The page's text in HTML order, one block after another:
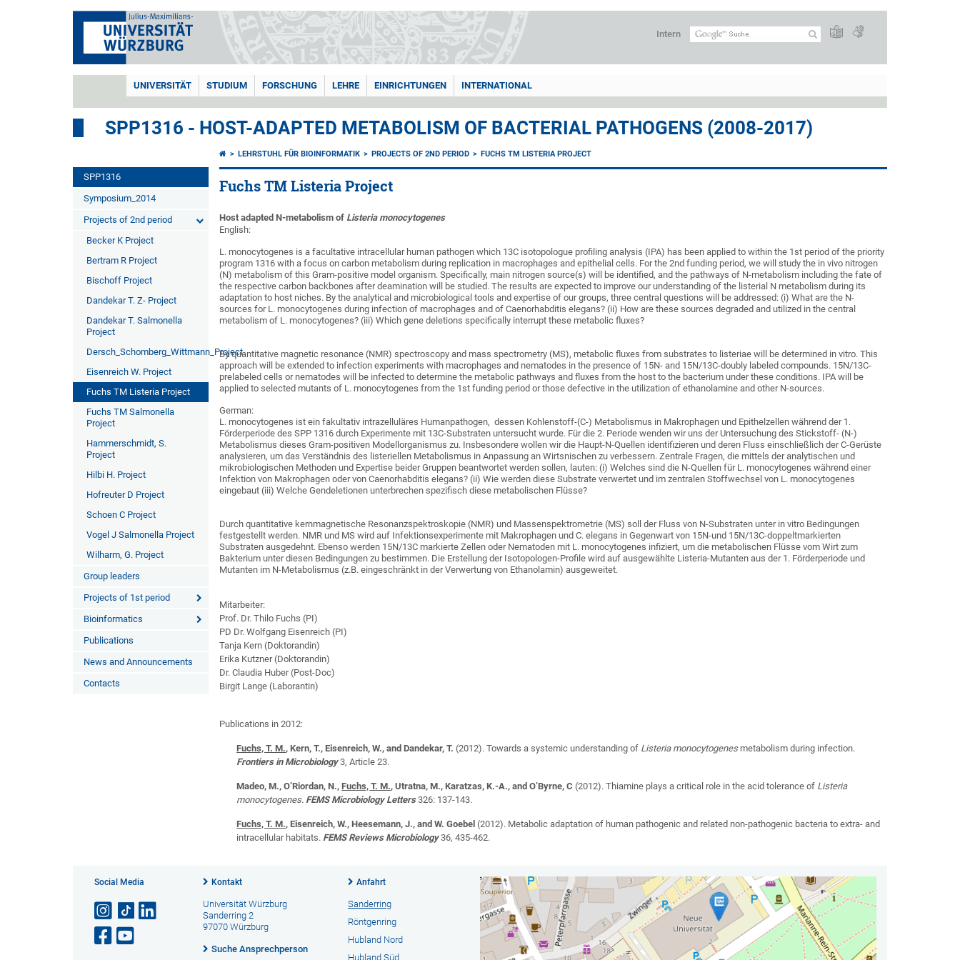
Intern
UNIVERSITÄT STUDIUM FORSCHUNG LEHRE EINRICHTUNGEN INTERNATIONAL
SPP1316 - HOST-ADAPTED METABOLISM OF BACTERIAL PATHOGENS (2008-2017)
SPP1316
Symposium_2014
Projects of 2nd period
Becker K Project
Bertram R Project
Bischoff Project
Dandekar T. Z- Project
Dandekar T. Salmonella
Project
Dersch_Schomberg_Wittmann_Project
Eisenreich W. Project
Fuchs TM Listeria Project
Fuchs TM Salmonella
Project
Hammerschmidt, S.
Project
Hilbi H. Project
Hofreuter D Project
Schoen C Project
Vogel J Salmonella Project
Wilharm, G. Project
Group leaders
Projects of 1st period
Bioinformatics
Publications
News and Announcements
Contacts
LEHRSTUHL FÜR BIOINFORMATIK PROJECTS OF 2ND PERIOD FUCHS TM LISTERIA PROJECT
Fuchs TM Listeria Project
Host adapted N-metabolism of Listeria monocytogenes
English:
L. monocytogenes is a facultative intracellular human pathogen which 13C isotopologue profiling analysis (IPA) has been applied to within the 1st period of the priority
program 1316 with a focus on carbon metabolism during replication in macrophages and epithelial cells. For the 2nd funding period, we will study the in vivo nitrogen
(N) metabolism of this Gram-positive model organism. Specifically, main nitrogen source(s) will be identified, and the pathways of N-metabolism including the fate of
the respective carbon backbones after deamination will be studied. The results are expected to improve our understanding of the listerial N metabolism during its
adaptation to host niches. By the analytical and microbiological tools and expertise of our groups, three central questions will be addressed: (i) What are the N-
sources for L. monocytogenes during infection of macrophages and of Caenorhabditis elegans? (ii) How are these sources degraded and utilized in the central
metabolism of L. monocytogenes? (iii) Which gene deletions specifically interrupt these metabolic fluxes?
By quantitative magnetic resonance (NMR) spectroscopy and mass spectrometry (MS), metabolic fluxes from substrates to listeriae will be determined in vitro. This
approach will be extended to infection experiments with macrophages and nematodes in the presence of 15N- and 15N/13C-doubly labeled compounds. 15N/13C-
prelabeled cells or nematodes will be infected to determine the metabolic pathways and fluxes from the host to the bacterium under these conditions. IPA will be
applied to selected mutants of L. monocytogenes from the 1st funding period or those defective in the utilization of ethanolamine and other N-sources.
German:
L. monocytogenes ist ein fakultativ intrazelluläres Humanpathogen, dessen Kohlenstoff-(C-) Metabolismus in Makrophagen und Epithelzellen während der 1.
Förderperiode des SPP 1316 durch Experimente mit 13C-Substraten untersucht wurde. Für die 2. Periode wenden wir uns der Untersuchung des Stickstoff- (N-)
Metabolismus dieses Gram-positiven Modellorganismus zu. Insbesondere wollen wir die Haupt-N-Quellen identifizieren und deren Fluss einschließlich der C-Gerüste
analysieren, um das Verständnis des listeriellen Metabolismus in Anpassung an Wirtsnischen zu verbessern. Zentrale Fragen, die mittels der analytischen und
mikrobiologischen Methoden und Expertise beider Gruppen beantwortet werden sollen, lauten: (i) Welches sind die N-Quellen für L. monocytogenes während einer
Infektion von Makrophagen oder von Caenorhabditis elegans? (ii) Wie werden diese Substrate verwertet und im zentralen Stoffwechsel von L. monocytogenes
eingebaut (iii) Welche Gendeletionen unterbrechen spezifisch diese metabolischen Flüsse?
Durch quantitative kernmagnetische Resonanzspektroskopie (NMR) und Massenspektrometrie (MS) soll der Fluss von N-Substraten unter in vitro Bedingungen
festgestellt werden. NMR und MS wird auf Infektionsexperimente mit Makrophagen und C. elegans in Gegenwart von 15N-und 15N/13C-doppeltmarkierten
Substraten ausgedehnt. Ebenso werden 15N/13C markierte Zellen oder Nematoden mit L. monocytogenes infiziert, um die metabolischen Flüsse vom Wirt zum
Bakterium unter diesen Bedingungen zu bestimmen. Die Erstellung der Isotopologen-Profile wird auf ausgewählte Listeria-Mutanten aus der 1. Förderperiode und
Mutanten im N-Metabolismus (z.B. eingeschränkt in der Verwertung von Ethanolamin) ausgeweitet.
Mitarbeiter:
Prof. Dr. Thilo Fuchs (PI)
PD Dr. Wolfgang Eisenreich (PI)
Tanja Kern (Doktorandin)
Erika Kutzner (Doktorandin)
Dr. Claudia Huber (Post-Doc)
Birgit Lange (Laborantin)
Publications in 2012:
Fuchs, T. M., Kern, T., Eisenreich, W., and Dandekar, T. (2012). Towards a systemic understanding of Listeria monocytogenesmetabolism during infection.
Frontiers in Microbiology3, Article 23.
Madeo, M., O’Riordan, N.,Fuchs, T. M., Utratna, M., Karatzas, K.-A., and O’Byrne, C (2012). Thiamine plays a critical role in the acid tolerance of Listeria
monocytogenes. FEMS Microbiology Letters 326: 137-143.
Fuchs, T. M., Eisenreich, W., Heesemann, J., and W. Goebel (2012). Metabolic adaptation of human pathogenic and related non-pathogenic bacteria to extra- and
intracellular habitats. FEMS Reviews Microbiology36, 435-462.
Social Media Kontakt
Universität Würzburg
Sanderring 2
97070 Würzburg
Suche Ansprechperson
Anfahrt
Sanderring
Röntgenring
Hubland Nord
Hubland Süd